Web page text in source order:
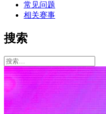
常见问题
相关赛事
搜索
搜
索：